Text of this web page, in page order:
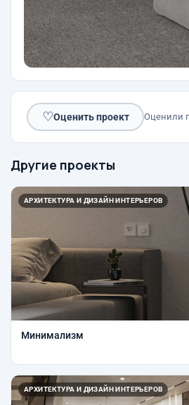
♡Оценить проект Оценили
Другие проекты
АРХИТЕКТУРА И ДИЗАЙН ИНТЕРЬЕРОВ
Минимализм
АРХИТЕКТУРА И ДИЗАЙН ИНТЕРЬЕРОВ